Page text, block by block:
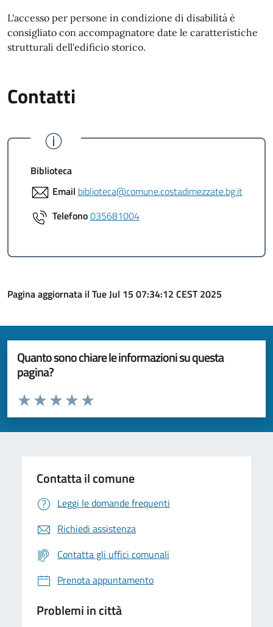
L'accesso per persone in condizione di disabilità è
consigliato con accompagnatore date le caratteristiche
strutturali dell'edificio storico.
Contatti
Biblioteca
Email biblioteca@comune.costadimezzate.bg.it
Telefono035681004
Pagina aggiornata il Tue Jul 15 07:34:12 CEST 2025
Quanto sono chiare le informazioni su questa
pagina?
Valuta da 1 a 5 stelle la pagina
Valuta 5 stelle su 5
Valuta 4 stelle su 5
Valuta 3 stelle su 5
Valuta 2 stelle su 5
Valuta 1 stelle su 5
Contatta il comune
Leggi le domande frequenti
Richiedi assistenza
Contatta gli uffici comunali
Prenota appuntamento
Problemi in città